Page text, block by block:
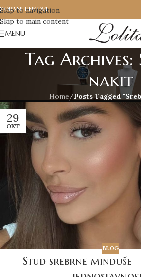
Skip to navigation
Skip to main content
KORISNI LINKOVI
MENU
Tag Archives:
nakit
Home/Posts Tagged
29
OKT
BLOG
Stud srebrne minđuše